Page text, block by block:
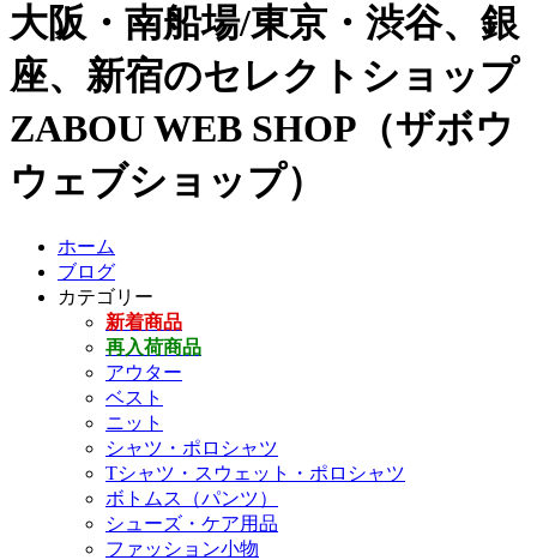
大阪・南船場/東京・渋谷、銀
座、新宿のセレクトショップ
ZABOU WEB SHOP（ザボウ
ウェブショップ）
ホーム
ブログ
カテゴリー
新着商品
再入荷商品
アウター
ベスト
ニット
シャツ・ポロシャツ
Tシャツ・スウェット・ポロシャツ
ボトムス（パンツ）
シューズ・ケア用品
ファッション小物